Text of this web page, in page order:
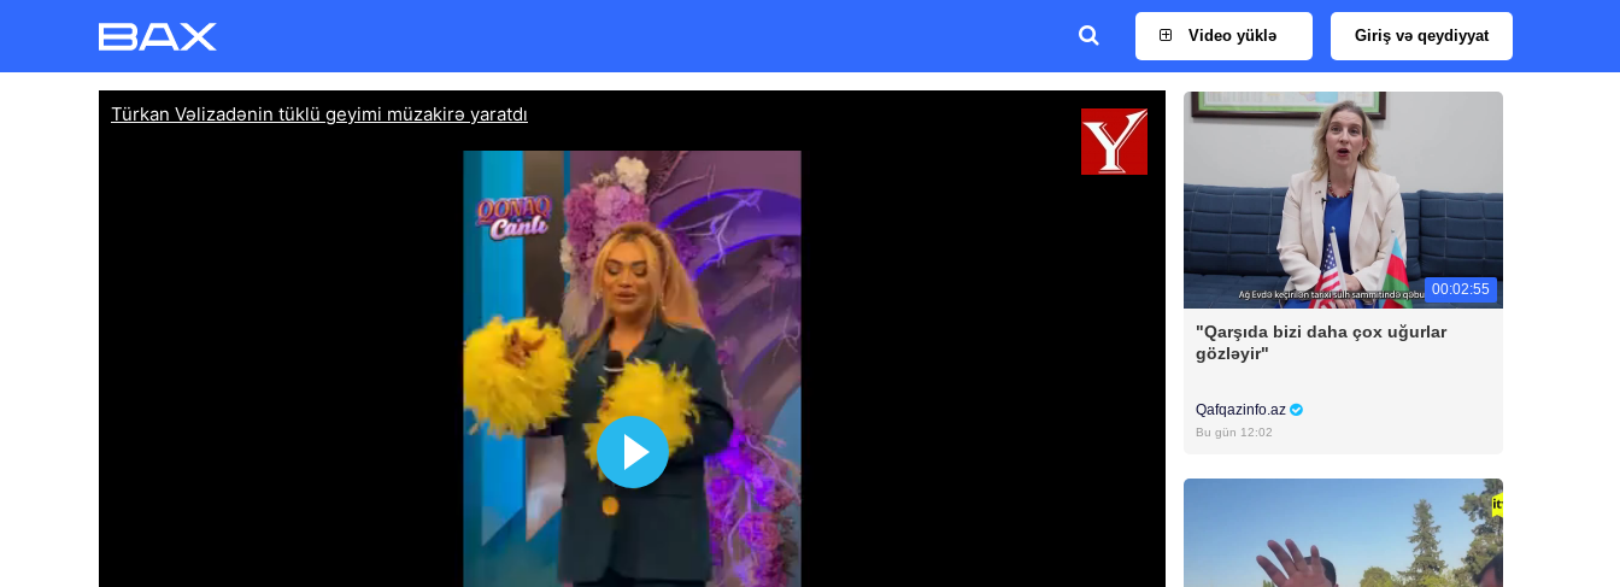
Video yüklə Giriş və qeydiyyat
00:02:55
"Qarşıda bizi daha çox uğurlar
gözləyir"
Qafqazinfo.az
Bu gün 12:02